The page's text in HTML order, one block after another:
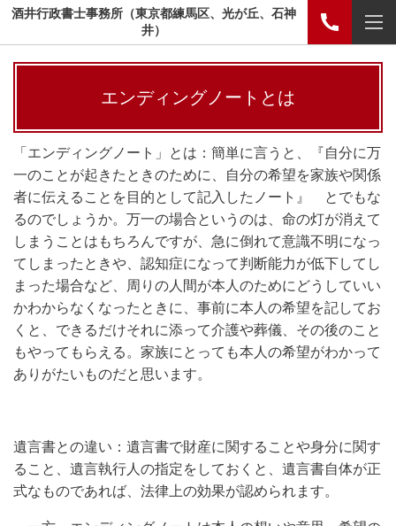
酒井行政書士事務所（東京都練馬区、光が丘、石神
井）
エンディングノートとは
「エンディングノート」とは：簡単に言うと、『自分に万
一のことが起きたときのために、自分の希望を家族や関係
者に伝えることを目的として記入したノート』 とでもな
るのでしょうか。万一の場合というのは、命の灯が消えて
しまうことはもちろんですが、急に倒れて意識不明になっ
てしまったときや、認知症になって判断能力が低下してし
まった場合など、周りの人間が本人のためにどうしていい
かわからなくなったときに、事前に本人の希望を記してお
くと、できるだけそれに添って介護や葬儀、その後のこと
もやってもらえる。家族にとっても本人の希望がわかって
ありがたいものだと思います。
遺言書との違い：遺言書で財産に関することや身分に関す
ること、遺言執行人の指定をしておくと、遺言書自体が正
式なものであれば、法律上の効果が認められます。